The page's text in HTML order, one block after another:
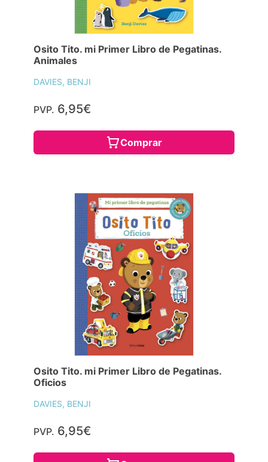
Osito Tito. mi Primer Libro de Pegatinas.
Animales
DAVIES, BENJI
PVP. 6,95€
Comprar
Osito Tito. mi Primer Libro de Pegatinas.
Oficios
DAVIES, BENJI
PVP. 6,95€